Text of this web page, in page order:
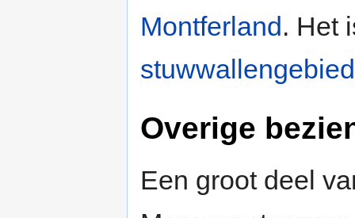
Montferland . Het
stuwwallengebied
Overige
Een groot deel